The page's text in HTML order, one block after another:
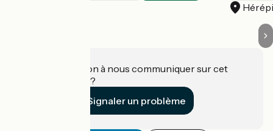
Une information à nous communiquer sur cet
établissement ?
Signaler un problème